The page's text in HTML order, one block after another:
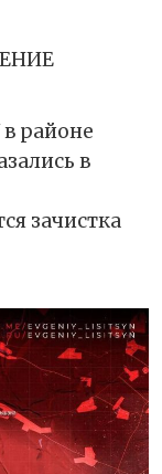
районе
в
зачистка